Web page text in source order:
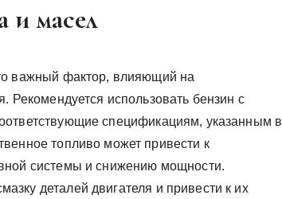
и масел
важный фактор, влияющий на
Рекомендуется использовать бензин с
спецификациям, указанным в
топливо может привести к
системы и снижению мощности.
деталей двигателя и привести к их